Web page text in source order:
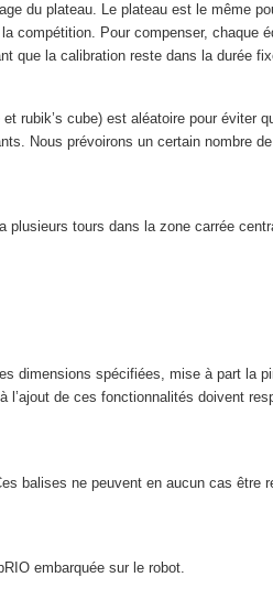
du plateau. Le plateau est le même
compétition. Pour compenser, chaque
que la calibration reste dans la durée
rubik’s cube) est aléatoire pour éviter
Nous prévoirons un certain nombre
plusieurs tours dans la zone carrée
dimensions spécifiées, mise à part la
de ces fonctionnalités doivent
balises ne peuvent en aucun cas être
embarquée sur le robot.